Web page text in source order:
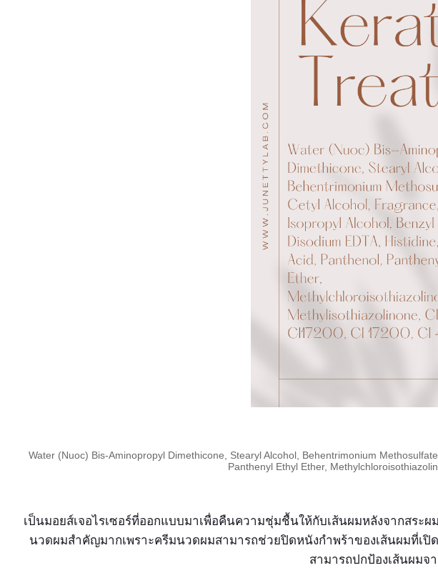
Water (Nuoc) Bis-Aminopropyl Dimethicone, Stearyl Alcohol, Behentrimonium
Panthenyl Ethyl Ether,
เป็นมอยส์เจอไรเซอร์ที่ออกแบบมาเพื่อคืนความชุ่มชื้นให้กับเส้นผมหลังจากสร
นวดผมสำคัญมากเพราะครีมนวดผมสามารถช่วยปิดหนังกำพร้าของเส้นผมที่เ
สามารถปกป้องเส้นผมจ